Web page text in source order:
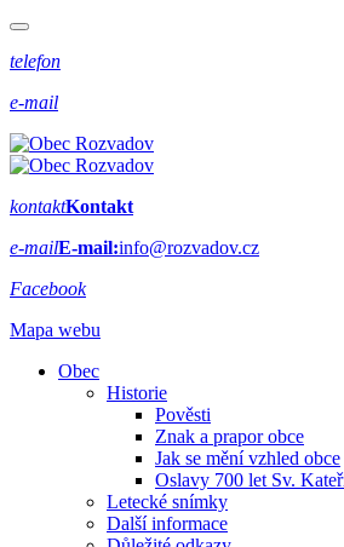
telefon
e-mail
kontaktKontakt
e-mailE-mail:info@rozvadov.cz
Facebook
Mapa webu
Obec
Historie
Pověsti
Znak a prapor obce
Jak se mění vzhled obce
Oslavy 700 let Sv.
Letecké snímky
Další informace